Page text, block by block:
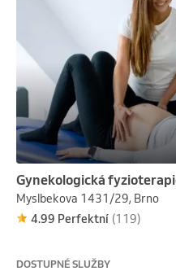
Gynekologická
Myslbekova 1431/29, Brno
4.99 Perfektní (119)
DOSTUPNÉ SLUŽBY